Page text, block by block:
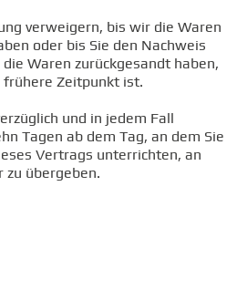
verweigern, bis wir die Waren
oder bis Sie den Nachweis
Waren zurückgesandt haben,
frühere Zeitpunkt ist.
und in jedem Fall
Tagen ab dem Tag, an dem Sie
Vertrags unterrichten, an
zu übergeben.